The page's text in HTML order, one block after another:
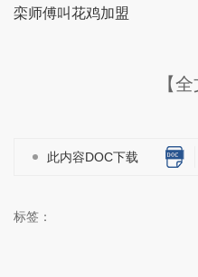
栾师傅叫花鸡加盟
【
此内容DOC下载
标签：